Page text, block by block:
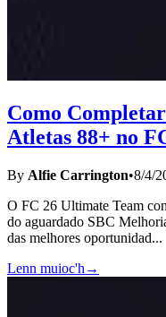
Como
Atletas 88+ no
By Alfie Carrington•8/4/
O FC 26 Ultimate Team
do aguardado SBC
das melhores oportunidad...
Lenn muioc'h →